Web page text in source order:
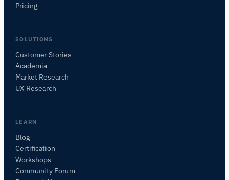
Pricing
SOLUTIONS
Customer Stories
Academia
Market Research
UX Research
LEARN
Blog
Certification
Workshops
Community Forum
FRAGEN SIE ZU DIESER SEITE
Worum geht es auf dieser Seite?